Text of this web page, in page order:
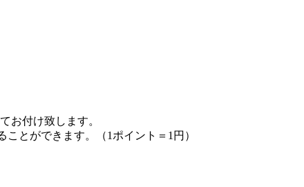
お付け致します。
とができます。（1ポイント＝1円）